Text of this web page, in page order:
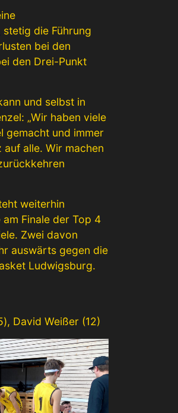
die Führung
bei den
den Drei-Punkt
und selbst in
„Wir haben viele
gemacht und immer
alle. Wir machen
weiterhin
Finale der Top 4
Zwei davon
auswärts gegen die
Ludwigsburg.
David Weißer (12)